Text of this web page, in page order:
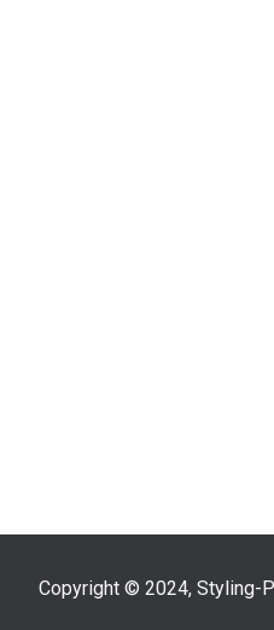
Copyright © 2024,